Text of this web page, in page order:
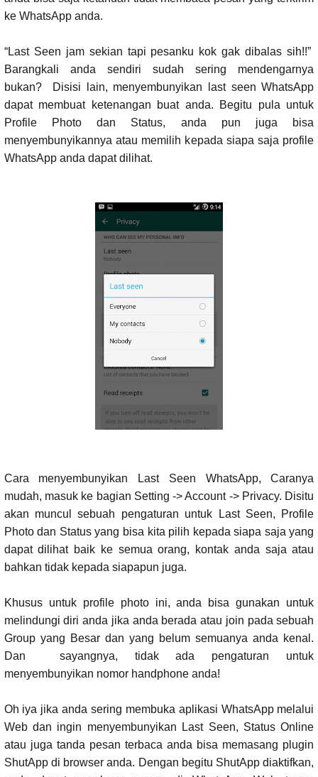
ke WhatsApp anda.
“Last Seen jam sekian tapi pesanku kok gak dibalas sih!!”
Barangkali anda sendiri sudah sering mendengarnya
bukan? Disisi lain, menyembunyikan last seen WhatsApp
dapat membuat ketenangan buat anda. Begitu pula untuk
Profile Photo dan Status, anda pun juga bisa
menyembunyikannya atau memilih kepada siapa saja profile
WhatsApp anda dapat dilihat.
Cara menyembunyikan Last Seen WhatsApp, Caranya
mudah, masuk ke bagian Setting -> Account -> Privacy. Disitu
akan muncul sebuah pengaturan untuk Last Seen, Profile
Photo dan Status yang bisa kita pilih kepada siapa saja yang
dapat dilihat baik ke semua orang, kontak anda saja atau
bahkan tidak kepada siapapun juga.
Khusus untuk profile photo ini, anda bisa gunakan untuk
melindungi diri anda jika anda berada atau join pada sebuah
Group yang Besar dan yang belum semuanya anda kenal.
Dan sayangnya, tidak ada pengaturan untuk
menyembunyikan nomor handphone anda!
Oh iya jika anda sering membuka aplikasi WhatsApp melalui
Web dan ingin menyembunyikan Last Seen, Status Online
atau juga tanda pesan terbaca anda bisa memasang plugin
ShutApp di browser anda. Dengan begitu ShutApp diaktifkan,